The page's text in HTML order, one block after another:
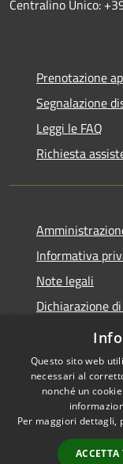
Centralino Unico:
Prenotazione
Segnalazione
Leggi le FAQ
Richiesta
Informativa
Note legali
Dichiarazione
Accessibilità
Questo sito web
necessari al
nonché un
Per maggiori dettagli,
ACCETTA